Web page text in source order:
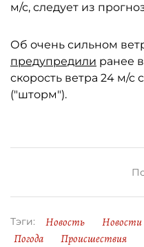
м/с, следует из
Об очень сильном
предупредили ранее
скорость ветра 24 м/с
("шторм").
Тэги: Новость Новости
Погода
Происшествия